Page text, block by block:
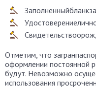
Отметим, что
оформлении постоянной
будут. Невозможно
использования